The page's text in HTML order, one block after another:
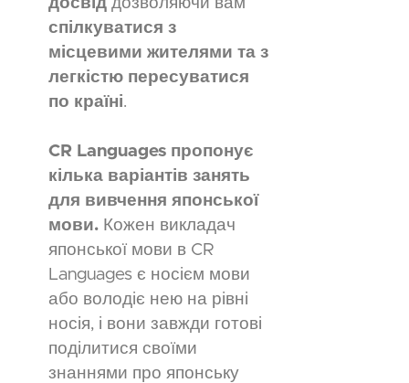
спілкуватися з
місцевими жителями та з
легкістю пересуватися
по країні.
CR Languages пропонує
кілька варіантів занять
для вивчення японської
мови. Кожен викладач
японської мови в CR
Languages є носієм мови
або володіє нею на рівні
носія, і вони завжди готові
поділитися своїми
знаннями про японську